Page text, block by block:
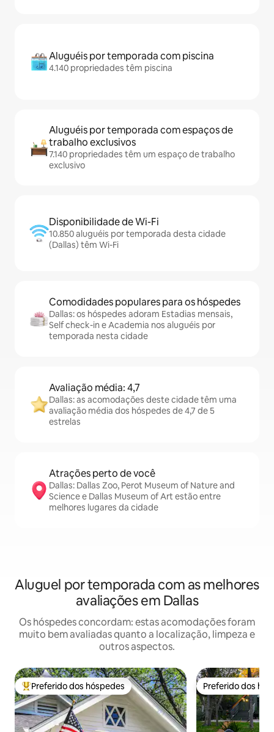
Aluguéis por temporada com piscina
4.140 propriedades têm piscina
Aluguéis por temporada com espaços de
trabalho exclusivos
7.140 propriedades têm um espaço de trabalho
exclusivo
Disponibilidade de Wi-Fi
10.850 aluguéis por temporada desta cidade
(Dallas) têm Wi-Fi
Comodidades populares para os hóspedes
Dallas: os hóspedes adoram Estadias mensais,
Self check-in e Academia nos aluguéis por
temporada nesta cidade
Avaliação média: 4,7
Dallas: as acomodações deste cidade têm uma
avaliação média dos hóspedes de 4,7 de 5
estrelas
Atrações perto de você
Dallas: Dallas Zoo, Perot Museum of Nature and
Science e Dallas Museum of Art estão entre
melhores lugares da cidade
Aluguel por temporada com as melhores
avaliações em Dallas
Os hóspedes concordam: estas acomodações foram
muito bem avaliadas quanto a localização, limpeza e
outros aspectos.
Entre os melhores preferidos dos hóspedes
Preferido dos hóspedes Preferido dos
Preferido dos